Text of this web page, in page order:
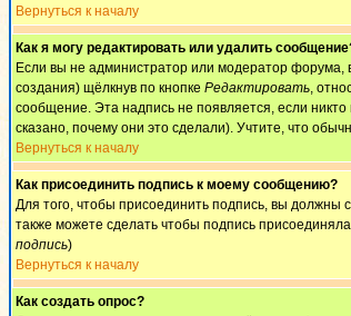
Вернуться к началу
Как я могу редактировать или удалить
Если вы не администратор или модератор форума,
создания) щёлкнув по кнопке Редактировать,
сообщение. Эта надпись не появляется, если
сказано, почему они это сделали). Учтите, что
Вернуться к началу
Как присоединить подпись к моему сообщению?
Для того, чтобы присоединить подпись, вы должны
также можете сделать чтобы подпись
подпись)
Вернуться к началу
Как создать опрос?